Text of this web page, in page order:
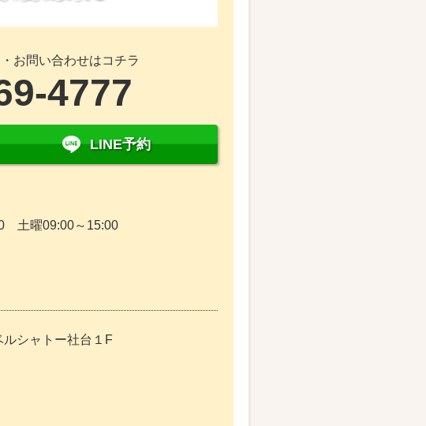
お問い合わせはコチラ
4777
LINE予約
土曜09:00～15:00
シャトー社台１F